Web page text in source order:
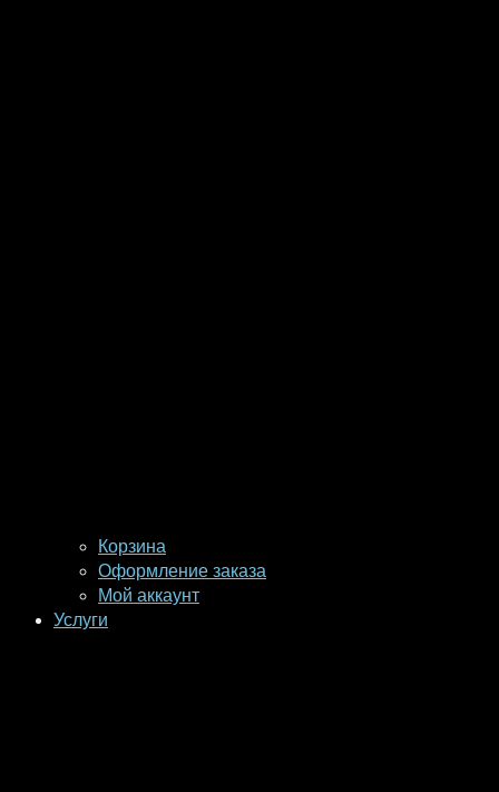
Корзина
Оформление заказа
Мой аккаунт
Услуги